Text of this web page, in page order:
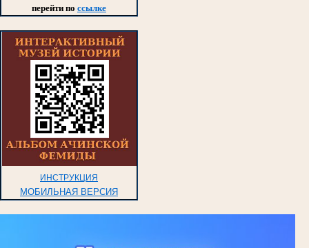
перейти по ссылке
ИНСТРУКЦИЯ
МОБИЛЬНАЯ ВЕРСИЯ